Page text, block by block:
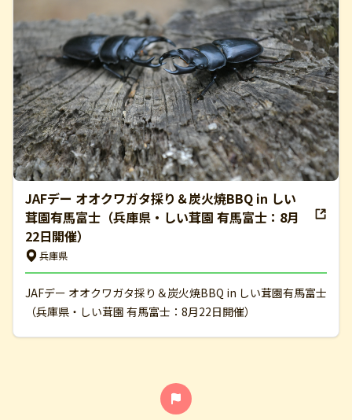
JAFデー オオクワガタ採り＆炭火焼BBQ in しい
茸園有馬富士（兵庫県・しい茸園 有馬富士：8月
22日開催）
兵庫県
JAFデー オオクワガタ採り＆炭火焼BBQ in しい茸園有馬富士
（兵庫県・しい茸園 有馬富士：8月22日開催）